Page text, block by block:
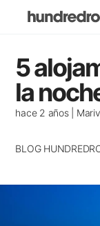
Categorías
propietarios
Lugares para
5
la
hace 2 años |
BLOG